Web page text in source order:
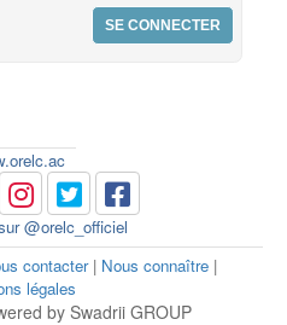
@orelc_officiel
contacter| Nous connaître |
légales
by Swadrii GROUP